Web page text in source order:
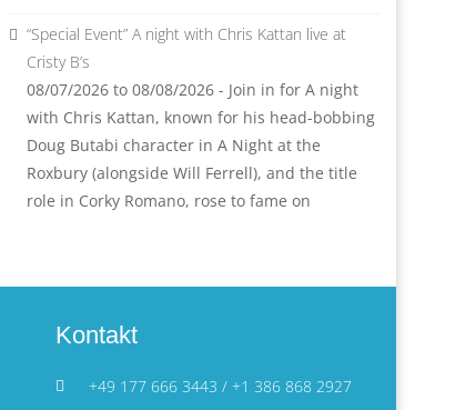
“Special Event” A night with Chris Kattan live at
Cristy B’s
08/07/2026 to 08/08/2026 - Join in for A night
with Chris Kattan, known for his head-bobbing
Doug Butabi character in A Night at the
Roxbury (alongside Will Ferrell), and the title
role in Corky Romano, rose to fame on
Kontakt
+49 177 666 3443 / +1 386 868 2927